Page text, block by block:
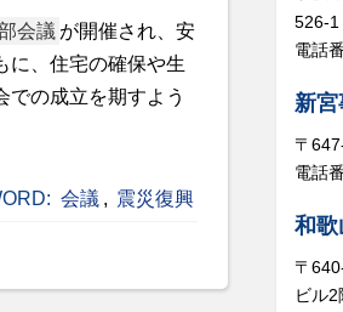
会議 が開催され、 安
に、住宅の確保や生
での成立を期すよう
会議 , 震災復興
526-1
電話
新宮
〒
電話
和歌
〒
ビル2